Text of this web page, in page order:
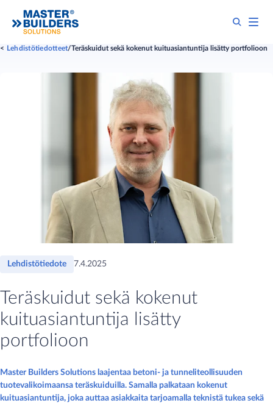
Lehdistötiedotteet Teräskuidut sekä kokenut kuituasiantuntija lisätty portfolioon
Lehdistötiedote 7.4.2025
Teräskuidut sekä kokenut
kuituasiantuntija lisätty
portfolioon
Master Builders Solutions laajentaa betoni- ja tunneliteollisuuden
tuotevalikoimaansa teräskuiduilla. Samalla palkataan kokenut
kuituasiantuntija, joka auttaa asiakkaita tarjoamalla teknistä tukea sekä